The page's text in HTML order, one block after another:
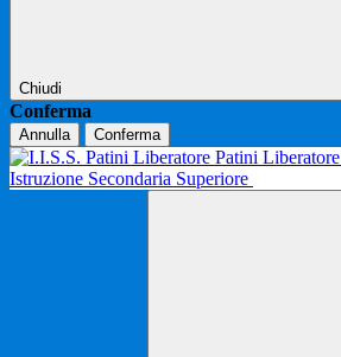
Chiudi
Conferma
Annulla Conferma
Patini Liberatore
Istruzione Secondaria Superiore